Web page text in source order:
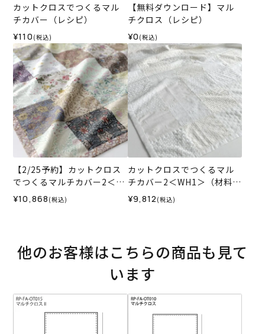
カットクロスでつくるマル
チカバー（レシピ）
¥110 (税込)
【無料ダウンロード】マル
チクロス（レシピ）
¥0 (税込)
【2/25予約】カットクロス
でつくるマルチカバー2＜X3
＞（材料セット）
¥10,868 (税込)
カットクロスでつくるマル
チカバー2＜WH1＞（材料セ
ット）
¥9,812 (税込)
他のお客様はこちらの商品も見て
います